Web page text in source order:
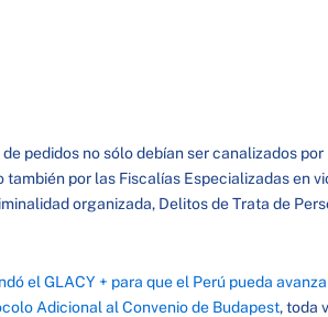
pedidos no sólo debían ser canalizados por
por las Fiscalías Especializadas en
organizada, Delitos de Trata de
el GLACY + para que el Perú pueda
Adicional al Convenio de Budapest, toda